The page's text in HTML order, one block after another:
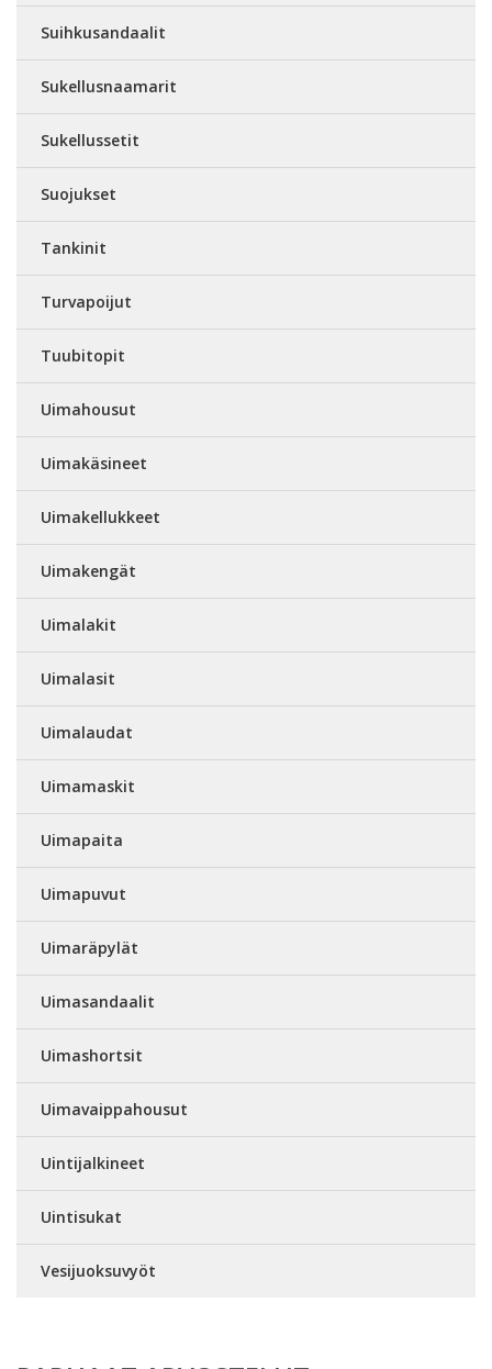
Suihkusandaalit
Sukellusnaamarit
Sukellussetit
Suojukset
Tankinit
Turvapoijut
Tuubitopit
Uimahousut
Uimakäsineet
Uimakellukkeet
Uimakengät
Uimalakit
Uimalasit
Uimalaudat
Uimamaskit
Uimapaita
Uimapuvut
Uimaräpylät
Uimasandaalit
Uimashortsit
Uimavaippahousut
Uintijalkineet
Uintisukat
Vesijuoksuvyöt